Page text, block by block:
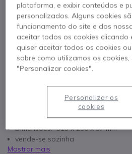
Características principais
8 Compartimentos para guardar
carregadores, baterias e acessorios
Com espuma ulttra-compacta para
Dimensoes: 315 x 290 x 97 mm
vende-se sozinha
Mostrar mais
plataforma, e exibir conteúdos e
personalizados. Alguns cookies
funcionamento do site e dos
aceitar todos os cookies clicando
quiser aceitar todos os cookies
sobre como utilizamos os cookies,
"Personalizar cookies".
Personalizar os
cookies